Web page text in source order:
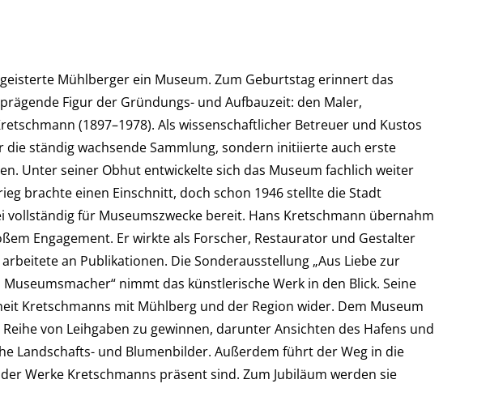
Mühlberger ein Museum. Zum Geburtstag erinnert das
Figur der Gründungs- und Aufbauzeit: den Maler,
(1897–1978). Als wissenschaftlicher Betreuer und Kustos
ständig wachsende Sammlung, sondern initiierte auch erste
Unter seiner Obhut entwickelte sich das Museum fachlich weiter
brachte einen Einschnitt, doch schon 1946 stellte die Stadt
für Museumszwecke bereit. Hans Kretschmann übernahm
Engagement. Er wirkte als Forscher, Restaurator und Gestalter
an Publikationen. Die Sonderausstellung „Aus Liebe zur
nimmt das künstlerische Werk in den Blick. Seine
Kretschmanns mit Mühlberg und der Region wider. Dem Museum
von Leihgaben zu gewinnen, darunter Ansichten des Hafens und
Landschafts- und Blumenbilder. Außerdem führt der Weg in die
Werke Kretschmanns präsent sind. Zum Jubiläum werden sie